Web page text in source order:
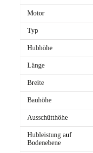
Motor
Typ
Hubhöhe
Länge
Breite
Bauhöhe
Ausschütthöhe
Hubleistung auf
Bodenebene